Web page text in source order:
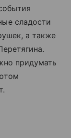
сладости
а также
придумать